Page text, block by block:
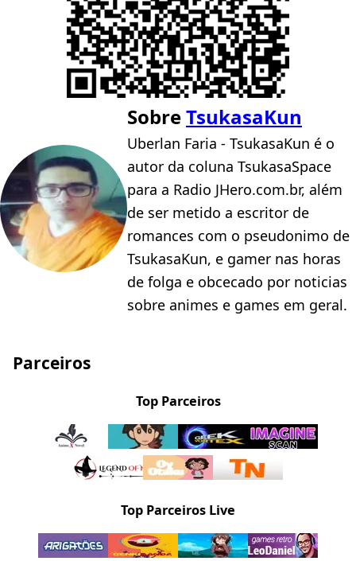
SobreTsukasaKun
Uberlan Faria - TsukasaKun é o
autor da coluna TsukasaSpace
para a Radio JHero.com.br, além
de ser metido a escritor de
romances com o pseudonimo de
TsukasaKun, e gamer nas horas
de folga e obcecado por noticias
sobre animes e games em geral.
Parceiros
Top Parceiros
Top Parceiros Live